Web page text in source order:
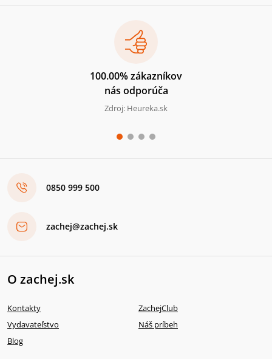
100.00% zákazníkov
nás odporúča
Zdroj: Heureka.sk
0850 999 500
zachej@zachej.sk
O zachej.sk
Kontakty
ZachejClub
Vydavateľstvo
Náš príbeh
Blog